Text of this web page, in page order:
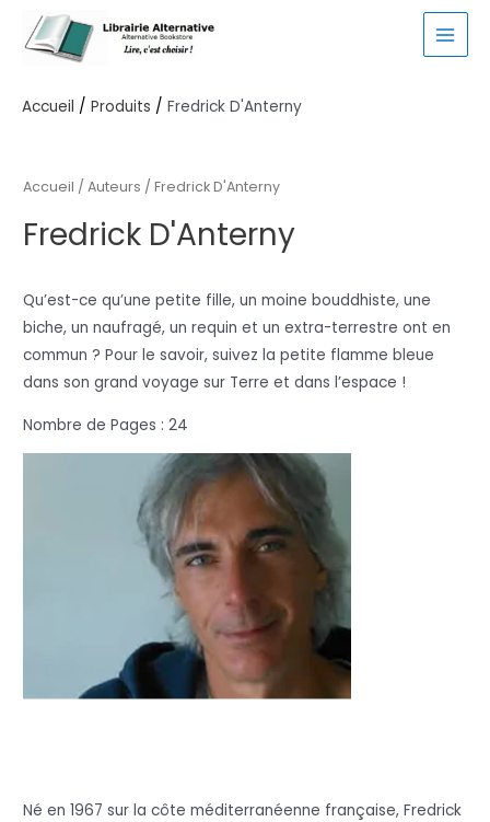
contenu
Accueil Produits Fredrick D'Anterny
Accueil / Auteurs / Fredrick D'Anterny
Fredrick D'Anterny
Qu’est-ce qu’une petite fille, un moine bouddhiste, une
biche, un naufragé, un requin et un extra-terrestre ont en
commun ? Pour le savoir, suivez la petite flamme bleue
dans son grand voyage sur Terre et dans l’espace !
Nombre de Pages : 24
Né en 1967 sur la côte méditerranéenne française, Fredrick